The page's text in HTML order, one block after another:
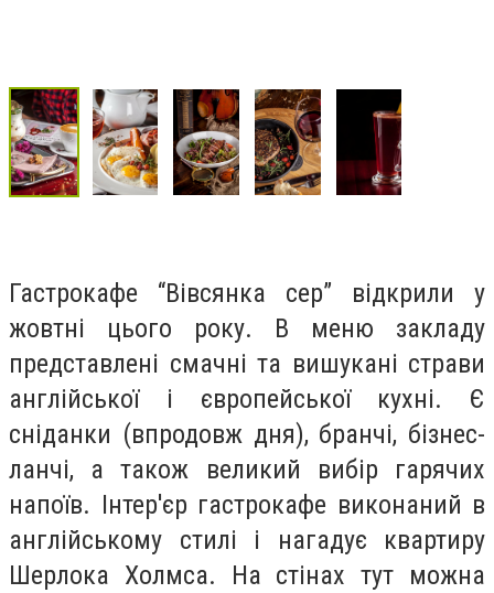
Гастрокафе “Вівсянка сер” відкрили у
жовтні цього року. В меню закладу
представлені смачні та вишукані страви
англійської і європейської кухні. Є
сніданки (впродовж дня), бранчі, бізнес-
ланчі, а також великий вибір гарячих
напоїв. Інтер'єр гастрокафе виконаний в
англійському стилі і нагадує квартиру
Шерлока Холмса. На стінах тут можна